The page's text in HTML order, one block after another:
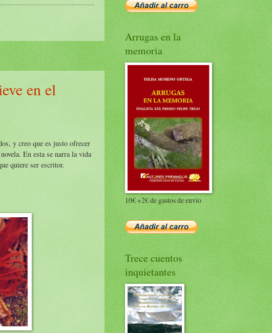
en el
y creo que es justo ofrecer
En esta se narra la vida
quiere ser escritor.
Arrugas en la
memoria
10€ +2€ de gastos de envío
Trece cuentos
inquietantes